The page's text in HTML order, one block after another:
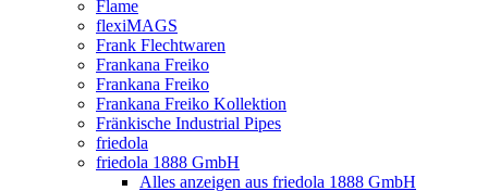
Flame
flexiMAGS
Frank Flechtwaren
Frankana Freiko
Frankana Freiko
Frankana Freiko Kollektion
Fränkische Industrial Pipes
friedola
friedola 1888 GmbH
Alles anzeigen aus friedola 1888 GmbH